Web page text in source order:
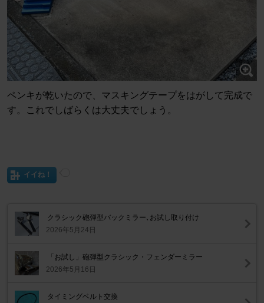
ペンキが乾いたので、マスキングテープをはがして完成で
す。これでしばらくは大丈夫でしょう。
イイね！
クラシック砲弾型バックミラー､お試し取り付け
2026年5月24日
「お試し」砲弾型クラシック・フェンダーミラー
2026年5月16日
タイミングベルト交換